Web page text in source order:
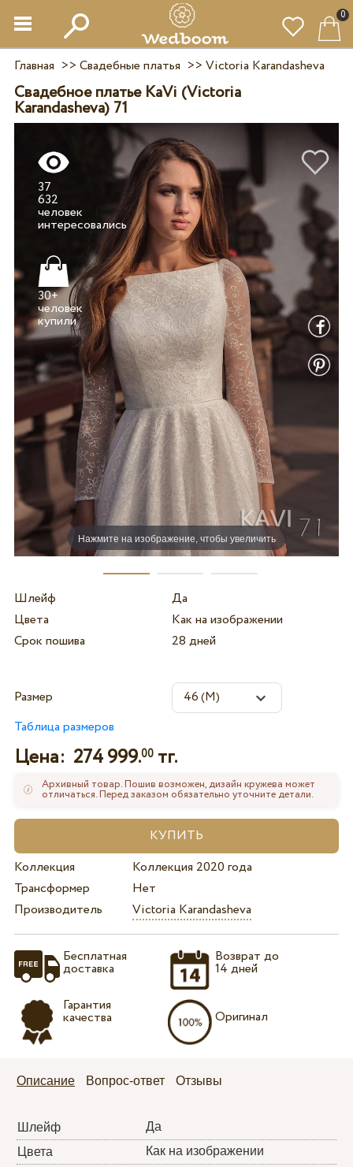
0
Главная >> Свадебные платья >> Victoria Karandasheva
Свадебное платье KaVi (Victoria
Karandasheva) 71
Нажмите на изображение, чтобы увеличить
37
632
человек
30+
человек
купили
Шлейф
Да
Цвета
Как на изображении
Срок пошива
28 дней
Размер
Таблица размеров
Цена: 274 999.00тг.
Архивный товар. Пошив возможен, дизайн кружева может
отличаться. Перед заказом обязательно уточните детали.
Коллекция
Коллекция 2020 года
Трансформер
Нет
Производитель
Victoria Karandasheva
Бесплатная
доставка
Гарантия
качества
Возврат до
14 дней
Оригинал
Описание Вопрос-ответ Отзывы
Шлейф
Да
Цвета
Как на изображении